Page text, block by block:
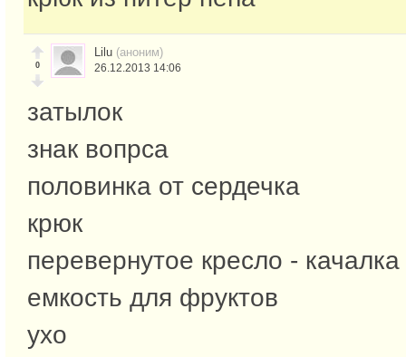
0
Lilu (аноним)
26.12.2013 14:06
затылок
знак вопрса
половинка от сердечка
крюк
перевернутое кресло - качалка
емкость для фруктов
ухо